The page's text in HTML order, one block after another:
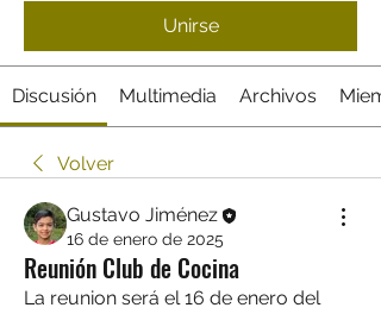
Unirse
Discusión Multimedia Archivos
Volver
Gustavo Jiménez
16 de enero de 2025
Reunión Club de Cocina
La reunion será el 16 de enero del